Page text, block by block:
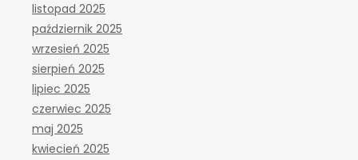
listopad 2025
październik 2025
wrzesień 2025
sierpień 2025
lipiec 2025
czerwiec 2025
maj 2025
kwiecień 2025